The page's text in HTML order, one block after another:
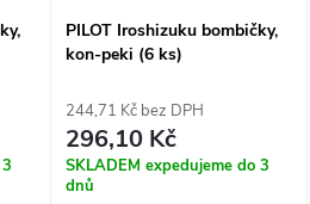
PILOT Iroshizuku bombičky,
kon-peki (6 ks)
244,71 Kč bez DPH
296,10 Kč
SKLADEM expedujeme do 3
dnů